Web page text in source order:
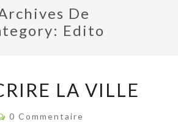
De
Edito
LA VILLE
Commentaires
0 Commentaire